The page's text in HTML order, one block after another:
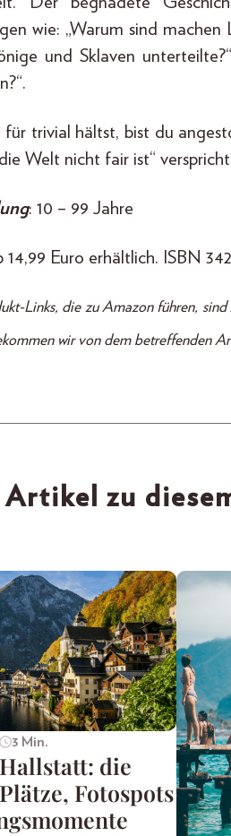
wie: „Warum sind
und Sklaven
für trivial hältst, bist du
Welt nicht fair ist“
: 10 – 99 Jahre
14,99 Euro erhältlich. ISBN
Links, die zu Amazon führen,
wir von dem betreffenden
zu
3 Min.
die
Fotospots